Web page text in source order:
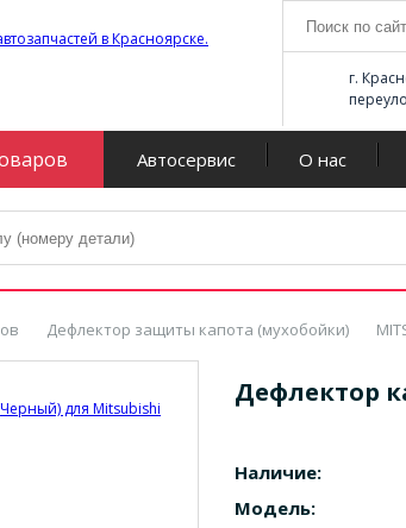
г.
Автосервис О нас
Дефлектор защиты капота (мухобойки)
Дефлектор
Наличие:
Модель: